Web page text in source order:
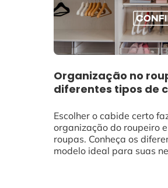
Organização no
diferentes tipos de
Escolher o cabide certo
organização do roupeiro
roupas. Conheça os
modelo ideal para suas